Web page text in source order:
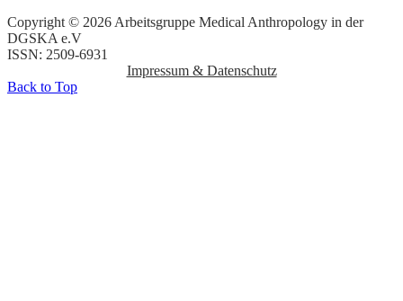
Copyright © 2026 Arbeitsgruppe Medical Anthropology in der
DGSKA e.V
ISSN: 2509-6931
Impressum & Datenschutz
Back to Top